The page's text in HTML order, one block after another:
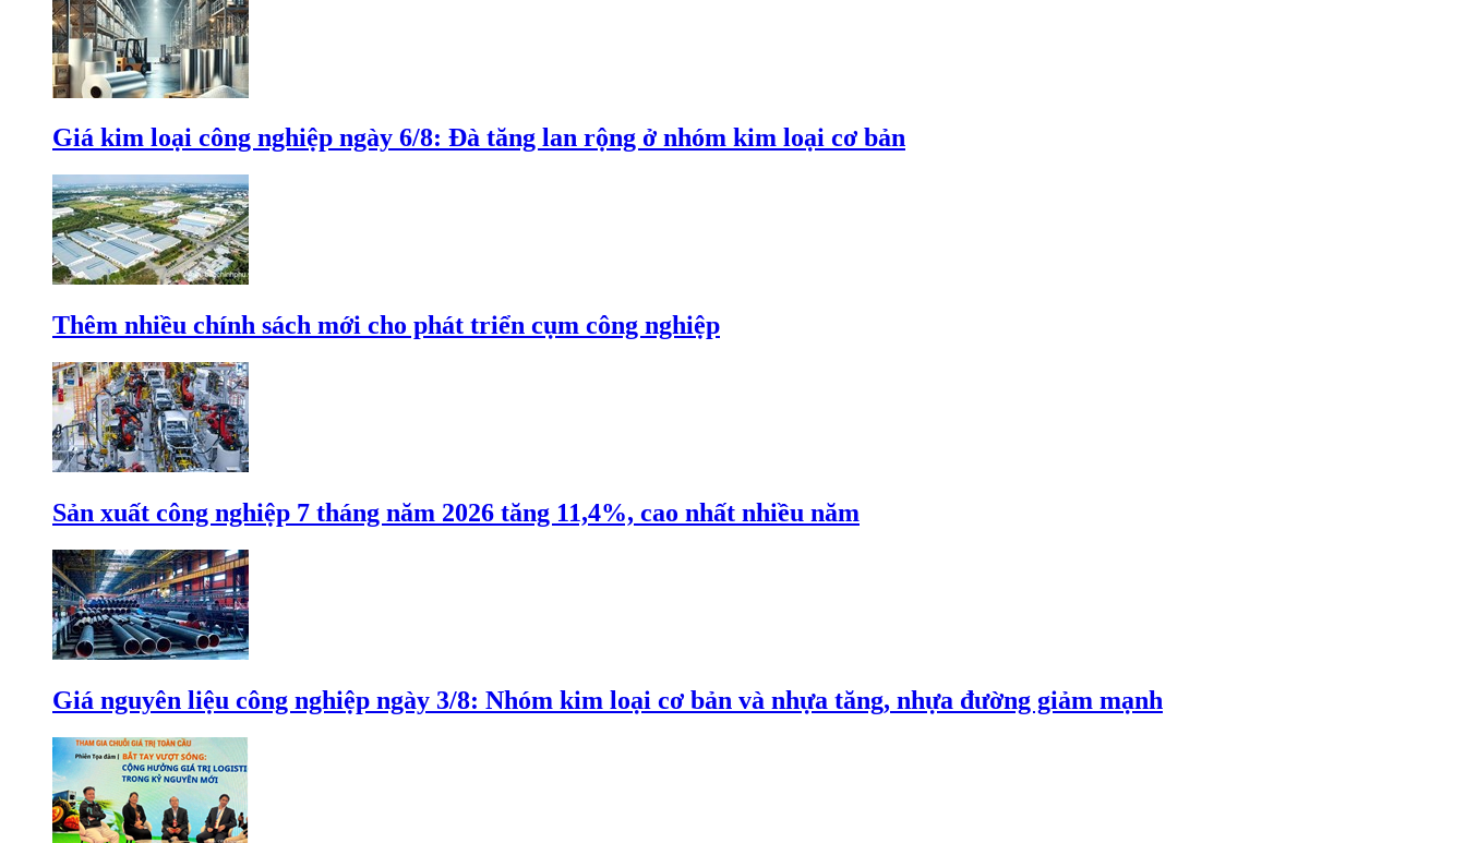
Giá kim loại công nghiệp ngày 6/8: Đà tăng lan rộng ở nhóm kim loại cơ bản
Thêm nhiều chính sách mới cho phát triển cụm công nghiệp
Sản xuất công nghiệp 7 tháng năm 2026 tăng 11,4%, cao nhất nhiều năm
Giá nguyên liệu công nghiệp ngày 3/8: Nhóm kim loại cơ bản và nhựa tăng, nhựa đường giảm mạnh